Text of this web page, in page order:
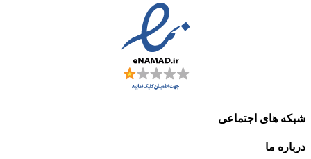
شبکه های اجتماعی
درباره ما